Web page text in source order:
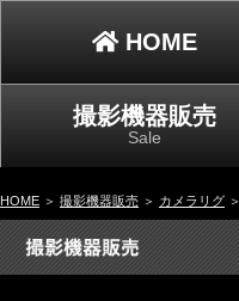
HOME
撮影機器販売
Sale
HOME ＞ 撮影機器販売 ＞ カメラリグ ＞